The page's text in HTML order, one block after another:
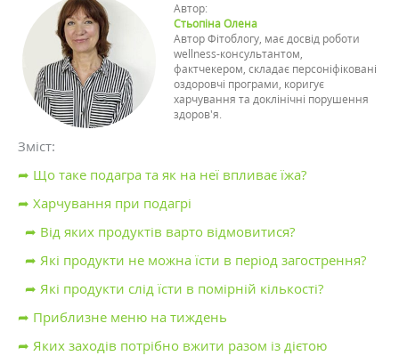
Автор:
Стьопіна Олена
Автор Фітоблогу, має досвід роботи
wellness-консультантом,
фактчекером, складає персоніфіковані
оздоровчі програми, коригує
харчування та доклінічні порушення
здоров'я.
Зміст:
➦ Що таке подагра та як на неї впливає їжа?
➦ Харчування при подагрі
➦ Від яких продуктів варто відмовитися?
➦ Які продукти не можна їсти в період загострення?
➦ Які продукти слід їсти в помірній кількості?
➦ Приблизне меню на тиждень
➦ Яких заходів потрібно вжити разом із дієтою